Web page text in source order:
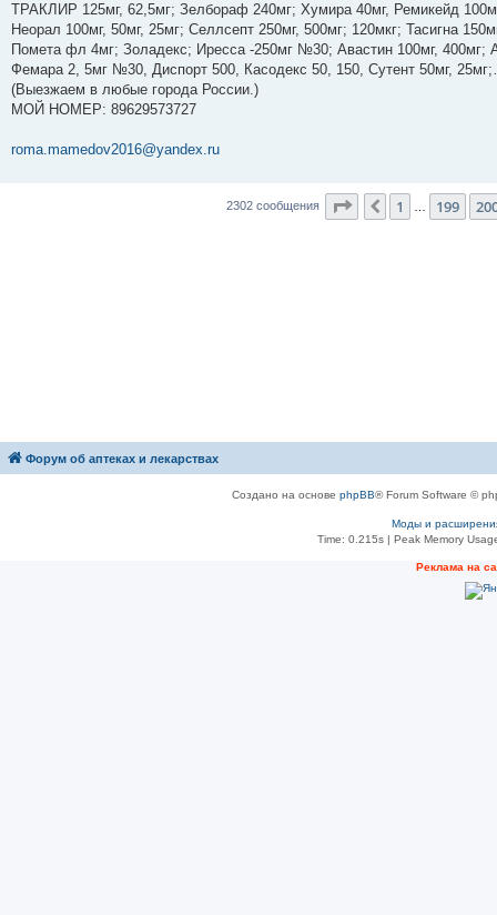
е
и
е
ТРАКЛИР 125мг, 62,5мг; Зелбораф 240мг; Хумира 40мг, Ремикейд
Неорал 100мг, 50мг, 25мг; Селлсепт 250мг, 500мг; 120мкг; Тасигна
Помета фл 4мг; Золадекс; Иресса -250мг №30; Авастин 100мг, 400мг;
Фемара 2, 5мг №30, Диспорт 500, Касодекс 50, 150, Сутент 50мг,
(Выезжаем в любые города России.)
МОЙ НОМЕР: ‪89629573727‬
roma.mamedov2016@yandex.ru
2302 сообщения Страница 201из
Пред.
1 199
Форум об аптеках и лекарствах
Создано на основе phpBB® Forum Software ©
Моды и
Time: 0.215s| Peak Memory
Рeклама на